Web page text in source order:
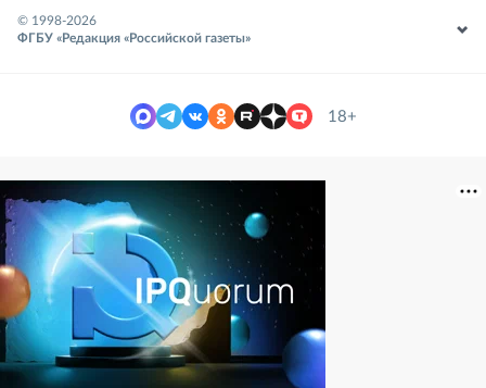
© 1998-2026
ФГБУ «Редакция «Российской газеты»
18+